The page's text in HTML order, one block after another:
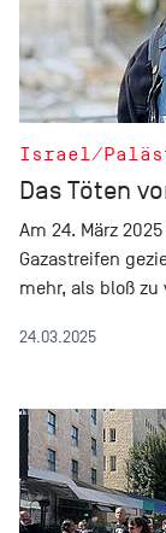
Israel/
Das Töten
Am 24. März
Gazastreifen
mehr, als bloß zu
24.03.2025